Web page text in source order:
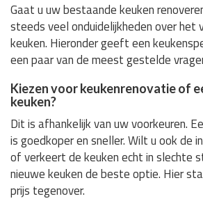
Gaat u uw bestaande keuken
steeds veel onduidelijkheden over het
keuken. Hieronder geeft een
een paar van de meest gestelde
Kiezen voor keukenrenovatie of
keuken?
Dit is afhankelijk van uw voorkeuren.
is goedkoper en sneller. Wilt u ook de
of verkeert de keuken echt in slechte
nieuwe keuken de beste optie. Hier
prijs tegenover.